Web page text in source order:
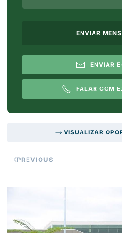
ENVIAR
ENVIAR
FALAR COM
VISUALIZAR
PREVIOUS